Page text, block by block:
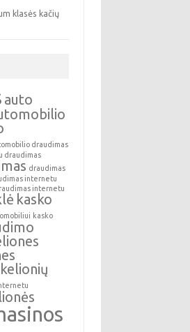
klasės kačių
auto
draudimas
draudimas
draudimas
internetu
internetu
kasko
kasko
kelionių